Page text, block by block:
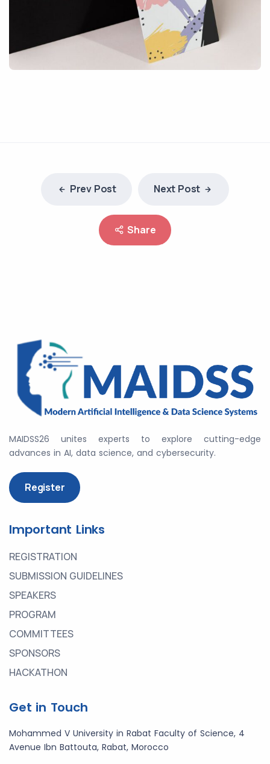
Prev Post Next Post
Share
MAIDSS26 unites experts to explore cutting-edge
advances in AI, data science, and cybersecurity.
Register
Important Links
REGISTRATION
SUBMISSION GUIDELINES
SPEAKERS
PROGRAM
COMMITTEES
SPONSORS
HACKATHON
Get in Touch
Mohammed V University in Rabat Faculty of Science, 4
Avenue Ibn Battouta, Rabat, Morocco